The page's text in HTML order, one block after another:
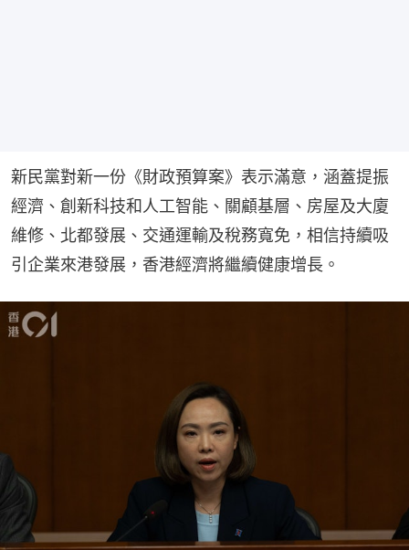
新民黨對新一份《財政預算案》表示滿意，涵蓋提振
經濟、創新科技和人工智能、關顧基層、房屋及大廈
維修、北都發展、交通運輸及稅務寬免，相信持續吸
引企業來港發展，香港經濟將繼續健康增長。